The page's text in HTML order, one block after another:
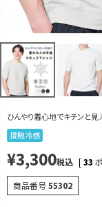
ひんやり着心地でキチンと見
接触冷感
¥3,300税込 [33
商品番号55302
LL
グレー
在庫切
LL
チャコール